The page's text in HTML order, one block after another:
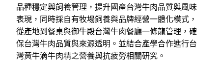
品種穩定與飼養管理，提升國產台灣牛肉品質與風味
表現，同時採自有牧場飼養與品牌經營一體化模式，
從產地到餐桌與御牛殿台灣牛肉餐廳一條龍管理，確
保台灣牛肉品質與來源透明。並結合產學合作進行台
灣黃牛滴牛肉精之營養與抗疲勞相關研究。